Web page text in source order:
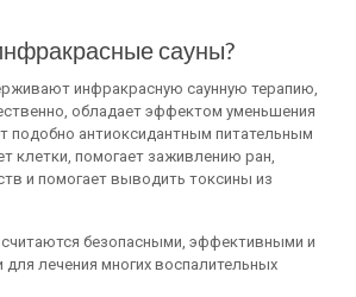
сауны?
инфракрасную саунную терапию,
обладает эффектом уменьшения
подобно антиоксидантным питательным
клетки, помогает заживлению ран,
и помогает выводить токсины из
безопасными, эффективными и
лечения многих воспалительных